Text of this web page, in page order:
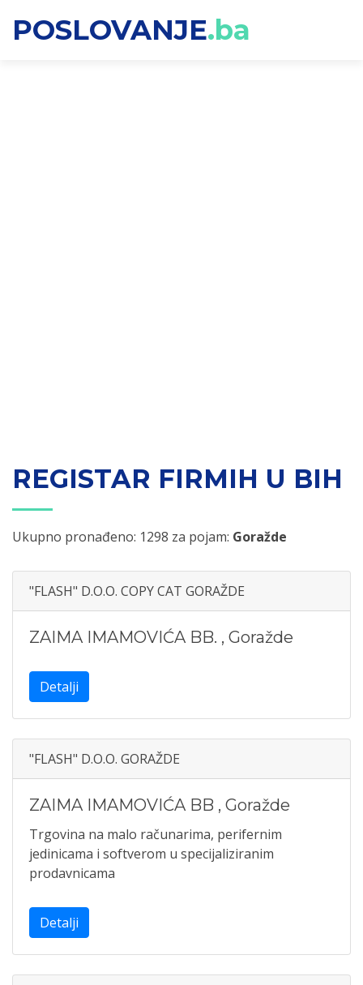
POSLOVANJE.ba
REGISTAR FIRMIH U BIH
Ukupno pronađeno: 1298 za pojam: Goražde
"FLASH" D.O.O. COPY CAT GORAŽDE
ZAIMA IMAMOVIĆA BB. , Goražde
Detalji
"FLASH" D.O.O. GORAŽDE
ZAIMA IMAMOVIĆA BB , Goražde
Trgovina na malo računarima, perifernim
jedinicama i softverom u specijaliziranim
prodavnicama
Detalji